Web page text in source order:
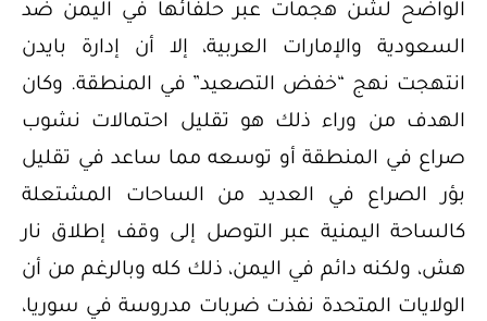
الواضح لشن هجمات عبر حلفائها في اليمن ضد
السعودية والإمارات العربية، إلا أن إدارة بايدن
انتهجت نهج “خفض التصعيد” في المنطقة. وكان
الهدف من وراء ذلك هو تقليل احتمالات نشوب
صراع في المنطقة أو توسعه مما ساعد في تقليل
بؤر الصراع في العديد من الساحات المشتعلة
كالساحة اليمنية عبر التوصل إلى وقف إطلاق نار
هش، ولكنه دائم في اليمن، ذلك كله وبالرغم من أن
الولايات المتحدة نفذت ضربات مدروسة في سوريا،